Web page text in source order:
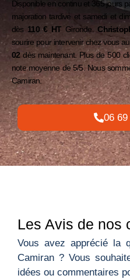
Disponible en continu et 365 jours
majoration tardive et samedi et
dès 110 € HTGironde.
sourire pour intervenir chez vous
02 dès maintenant. Plus de 500
note moyenne de 5/5. Nous
Camiran
06 69
Les Avis de nos
Vous avez apprécié la
Camiran ? Vous
idées ou commentaires